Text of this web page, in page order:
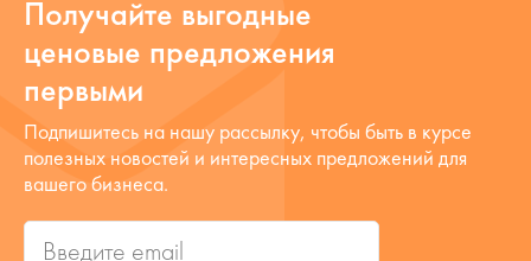
Получайте выгодные
ценовые предложения
первыми
Подпишитесь на нашу рассылку, чтобы быть в курсе
полезных новостей и интересных предложений для
вашего бизнеса.